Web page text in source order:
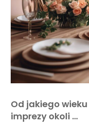
Od jakiego
imprezy okoli …